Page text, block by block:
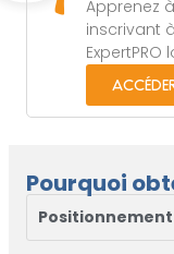
Apprenez
inscrivant
ExpertPRO
Pourquoi
Positionnement